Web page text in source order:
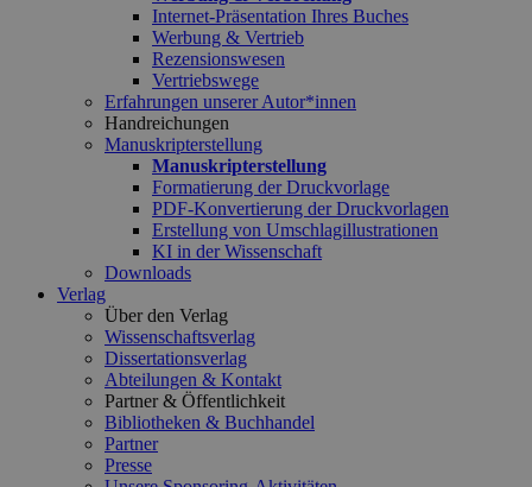
Internet-Präsentation Ihres Buches
Werbung & Vertrieb
Rezensionswesen
Vertriebswege
Erfahrungen unserer Autor*innen
Handreichungen
Manuskripterstellung
Manuskripterstellung
Formatierung der Druckvorlage
PDF-Konvertierung der Druckvorlagen
Erstellung von Umschlagillustrationen
KI in der Wissenschaft
Downloads
Verlag
Über den Verlag
Wissenschaftsverlag
Dissertationsverlag
Abteilungen & Kontakt
Partner & Öffentlichkeit
Bibliotheken & Buchhandel
Partner
Presse